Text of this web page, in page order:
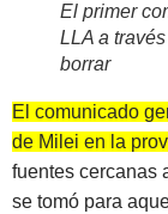
El primer
LLA a
borrar
El comunicado
de Milei en la
fuentes cercanas
se tomó para